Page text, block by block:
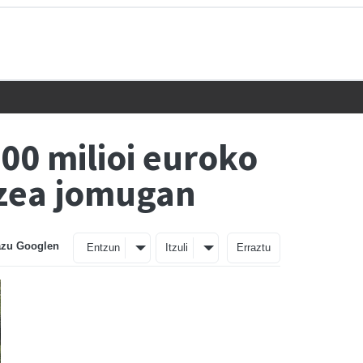
milioi euroko
jomugan
Googlen Entzun Itzuli Erraztu